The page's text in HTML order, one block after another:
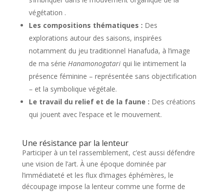
végétation .
Les compositions thématiques : Des
explorations autour des saisons, inspirées
notamment du jeu traditionnel Hanafuda, à l’image
de ma série Hanamonogatariqui lie intimement la
présence féminine – représentée sans objectification
– et la symbolique végétale.
Le travail du relief et de la faune : Des créations
qui jouent avec l’espace et le mouvement.
Une résistance par la lenteur
Participer à un tel rassemblement, c’est aussi défendre
une vision de l’art. À une époque dominée par
l’immédiateté et les flux d’images éphémères, le
découpage impose la lenteur comme une forme de